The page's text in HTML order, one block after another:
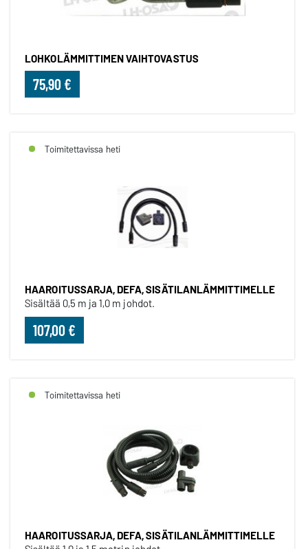
LOHKOLÄMMITTIMEN VAIHTOVASTUS
75,90 €
Toimitettavissa heti
HAAROITUSSARJA, DEFA, SISÄTILANLÄMMITTIMELLE
Sisältää 0,5 m ja 1,0 m johdot.
107,00 €
Toimitettavissa heti
HAAROITUSSARJA, DEFA, SISÄTILANLÄMMITTIMELLE